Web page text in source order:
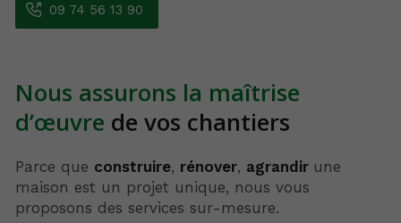
09 74 56 13 90
Nous assurons la maîtrise
d’œuvre de vos chantiers
Parce que construire, rénover, agrandir une
maison est un projet unique, nous vous
proposons des services sur-mesure.